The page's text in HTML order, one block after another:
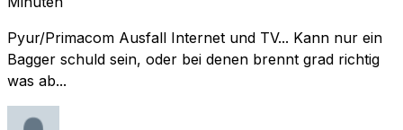
Pyur/Primacom Ausfall Internet und TV... Kann nur ein
Bagger schuld sein, oder bei denen brennt grad richtig
was ab...